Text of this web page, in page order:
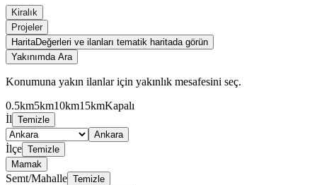
Kiralık
Projeler
HaritaDeğerleri ve ilanları tematik haritada görün
Yakınımda Ara
Konumuna yakın ilanlar için yakınlık mesafesini seç.
0.5km5km10km15kmKapalı
İl Temizle
Ankara
İlçe Temizle
Mamak
Semt/Mahalle Temizle